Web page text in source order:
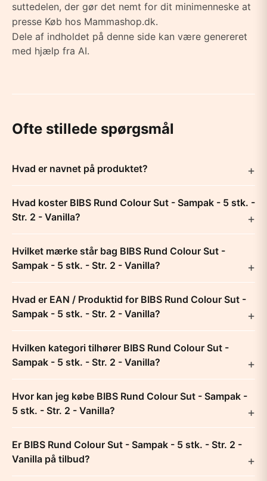
suttedelen, der gør det nemt for dit minimenneske at
presse Køb hos Mammashop.dk.
Dele af indholdet på denne side kan være genereret
med hjælp fra AI.
Ofte stillede spørgsmål
Hvad er navnet på produktet?
Hvad koster BIBS Rund Colour Sut - Sampak - 5 stk. -
Str. 2 - Vanilla?
Hvilket mærke står bag BIBS Rund Colour Sut -
Sampak - 5 stk. - Str. 2 - Vanilla?
Hvad er EAN / Produktid for BIBS Rund Colour Sut -
Sampak - 5 stk. - Str. 2 - Vanilla?
Hvilken kategori tilhører BIBS Rund Colour Sut -
Sampak - 5 stk. - Str. 2 - Vanilla?
Hvor kan jeg købe BIBS Rund Colour Sut - Sampak -
5 stk. - Str. 2 - Vanilla?
Er BIBS Rund Colour Sut - Sampak - 5 stk. - Str. 2 -
Vanilla på tilbud?